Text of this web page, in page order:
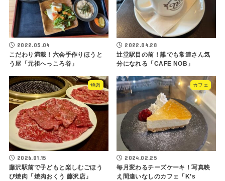
2022.05.04
こだわり満載！六会手作りほうと
う屋「元祖へっころ谷」
2022.04.28
辻堂駅目の前！誰でも常連さん気
分になれる「CAFE NOB」
焼肉
2026.01.15
藤沢駅前で子どもと楽しむごほう
び焼肉「焼肉おくう 藤沢店」
カフェ
2024.02.25
毎月変わるチーズケーキ！写真映
え間違いなしのカフェ「K’s